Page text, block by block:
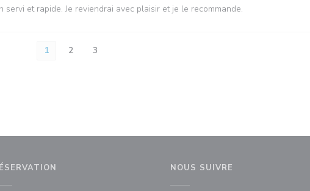
et rapide. Je reviendrai avec plaisir et je le recommande.
1 2 3
NOUS SUIVRE